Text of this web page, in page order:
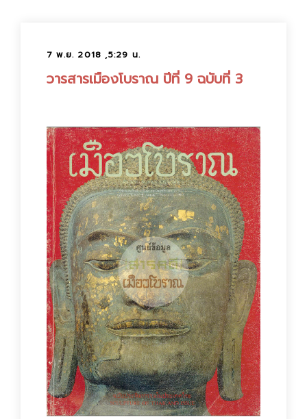
7 พ.ย. 2018 ,5:29 น.
วารสารเมืองโบราณ ปีที่ 9 ฉบับที่ 3